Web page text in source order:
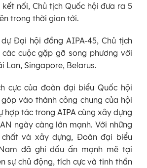
nối, Chủ tịch Quốc hội đưa ra 5
trong thời gian tới.
Đại hội đồng AIPA-45, Chủ tịch
cuộc gặp gỡ song phương với
Lan, Singapore, Belarus.
cực của đoàn đại biểu Quốc hội
vào thành công chung của hội
hợp tác trong AIPA cùng xây dựng
ngày càng lớn mạnh. Với những
và xây dựng, Đoàn đại biểu
đã ghi dấu ấn mạnh mẽ tại
sự chủ động, tích cực và tinh thần